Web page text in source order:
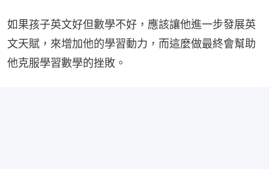
如果孩子英文好但數學不好，應該讓他進一步發展英
文天賦，來增加他的學習動力，而這麼做最終會幫助
他克服學習數學的挫敗。